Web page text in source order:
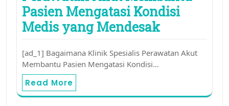
Pasien Mengatasi Kondisi
Medis yang Mendesak
[ad_1] Bagaimana Klinik Spesialis Perawatan Akut
Membantu Pasien Mengatasi Kondisi…
Read More